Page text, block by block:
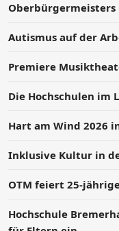
Oberbürgermeisters
Autismus auf der
Premiere
Die Hochschulen im
Hart am Wind 2026
Inklusive Kultur in
OTM feiert 25-
Hochschule